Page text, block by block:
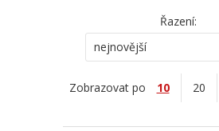
Řazení:
nejnovější
Zobrazovat po 10 20